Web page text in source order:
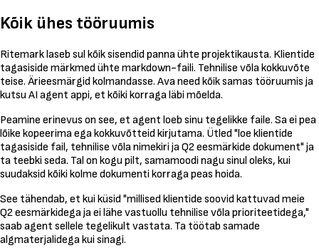
Kõik ühes tööruumis
Ritemark laseb sul kõik sisendid panna ühte projektikausta. Klientide
tagasiside märkmed ühte markdown-faili. Tehnilise võla kokkuvõte
teise. Ärieesmärgid kolmandasse. Ava need kõik samas tööruumis ja
kutsu AI agent appi, et kõiki korraga läbi mõelda.
Peamine erinevus on see, et agent loeb sinu tegelikke faile. Sa ei pea
lõike kopeerima ega kokkuvõtteid kirjutama. Ütled "loe klientide
tagasiside fail, tehnilise võla nimekiri ja Q2 eesmärkide dokument" ja
ta teebki seda. Tal on kogu pilt, samamoodi nagu sinul oleks, kui
suudaksid kõiki kolme dokumenti korraga peas hoida.
See tähendab, et kui küsid "millised klientide soovid kattuvad meie
Q2 eesmärkidega ja ei lähe vastuollu tehnilise võla prioriteetidega,"
saab agent sellele tegelikult vastata. Ta töötab samade
algmaterjalidega kui sinagi.